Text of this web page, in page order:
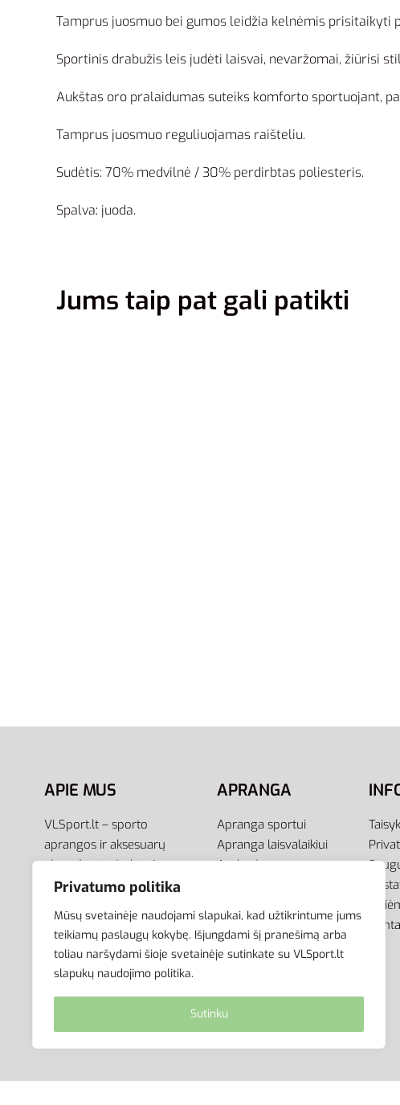
Privatumo politika
Mūsų svetainėje naudojami slapukai, kad užtikrintume jums
teikiamų paslaugų kokybę. Išjungdami šį pranešimą arba
toliau naršydami šioje svetainėje sutinkate su VLSport.lt
slapukų naudojimo politika.
Sutinku
Tamprus juosmuo bei gumos leidžia kelnėmis prisitaikyti
Sportinis drabužis leis judėti laisvai, nevaržomai, žiūrisi
Aukštas oro pralaidumas suteiks komforto sportuojant,
Tamprus juosmuo reguliuojamas raišteliu.
Sudėtis: 70% medvilnė / 30% perdirbtas poliesteris.
Spalva: juoda.
Jums taip pat gali patikti
Pasirinkti savybes Pasirinkti
APIE MUS
VLSport.lt – sporto
aprangos ir aksesuarų
el.parduotuvė aktyviam
gyvenimo būdui. Čia rasite
vyrams, moterims bei
APRANGA
Apranga sportui
Apranga laisvalaikiui
Avalynė